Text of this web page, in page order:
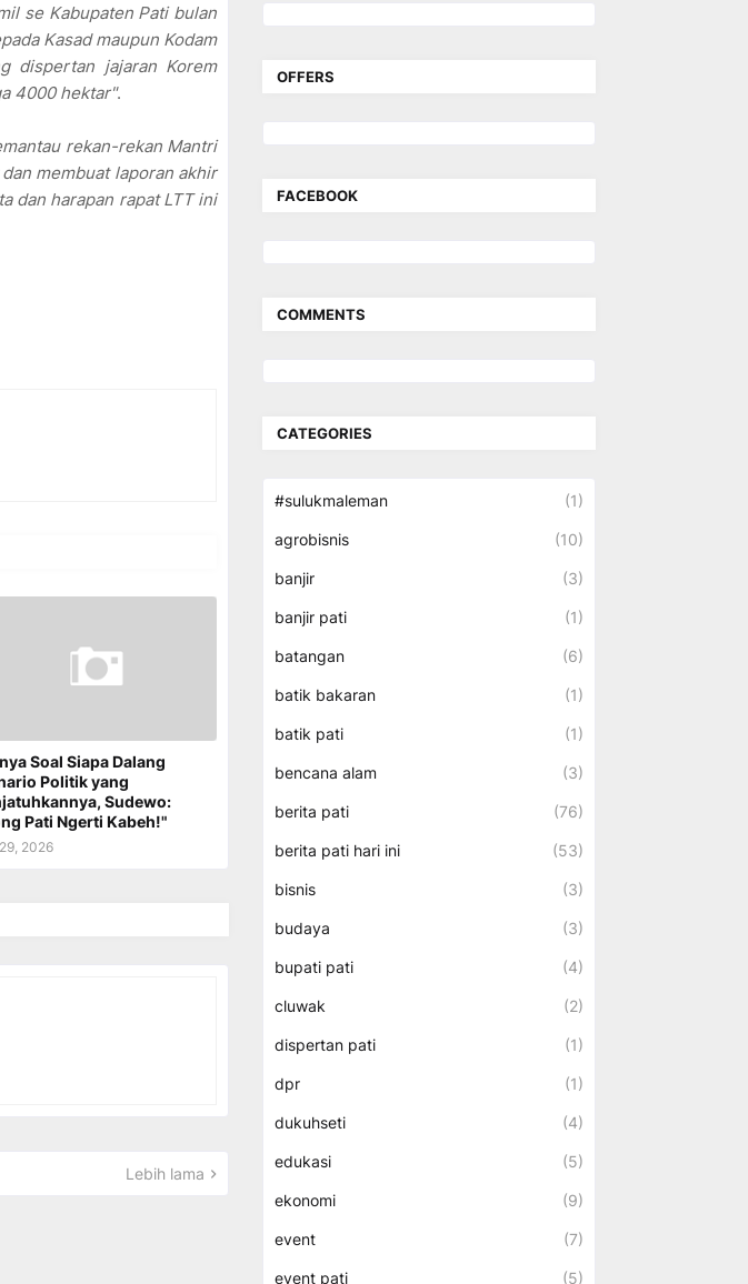
se Kabupaten Pati bulan
Kasad maupun Kodam
dispertan jajaran Korem
4000 hektar".
rekan-rekan Mantri
membuat laporan akhir
dan harapan rapat LTT ini
Soal Siapa Dalang
Politik yang
Sudewo:
Pati Ngerti Kabeh!"
2026
Lebih lama
OFFERS
FACEBOOK
COMMENTS
CATEGORIES
#sulukmaleman (1)
agrobisnis (10)
banjir (3)
banjir pati (1)
batangan (6)
batik bakaran (1)
batik pati (1)
bencana alam (3)
berita pati (76)
berita pati hari ini (53)
bisnis (3)
budaya (3)
bupati pati (4)
cluwak (2)
dispertan pati (1)
dpr (1)
dukuhseti (4)
edukasi (5)
ekonomi (9)
event (7)
event pati (5)